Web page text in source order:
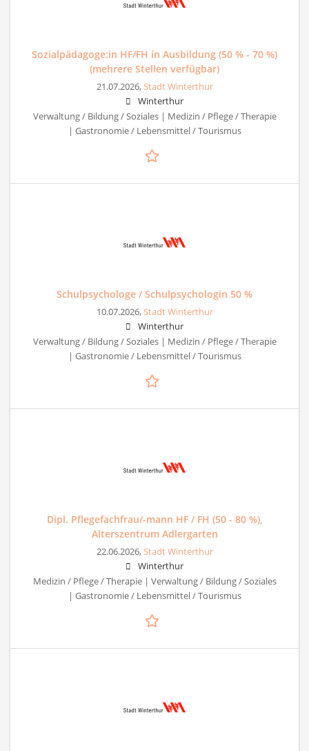
Sozialpädagoge:in HF/FH in Ausbildung (50 % - 70 %)
(mehrere Stellen verfügbar)
21.07.2026,Stadt Winterthur
Winterthur
Verwaltung / Bildung / Soziales | Medizin / Pflege / Therapie
| Gastronomie / Lebensmittel / Tourismus
Schulpsychologe / Schulpsychologin 50 %
10.07.2026,Stadt Winterthur
Winterthur
Verwaltung / Bildung / Soziales | Medizin / Pflege / Therapie
| Gastronomie / Lebensmittel / Tourismus
Dipl. Pflegefachfrau/-mann HF / FH (50 - 80 %),
Alterszentrum Adlergarten
22.06.2026,Stadt Winterthur
Winterthur
Medizin / Pflege / Therapie | Verwaltung / Bildung / Soziales
| Gastronomie / Lebensmittel / Tourismus